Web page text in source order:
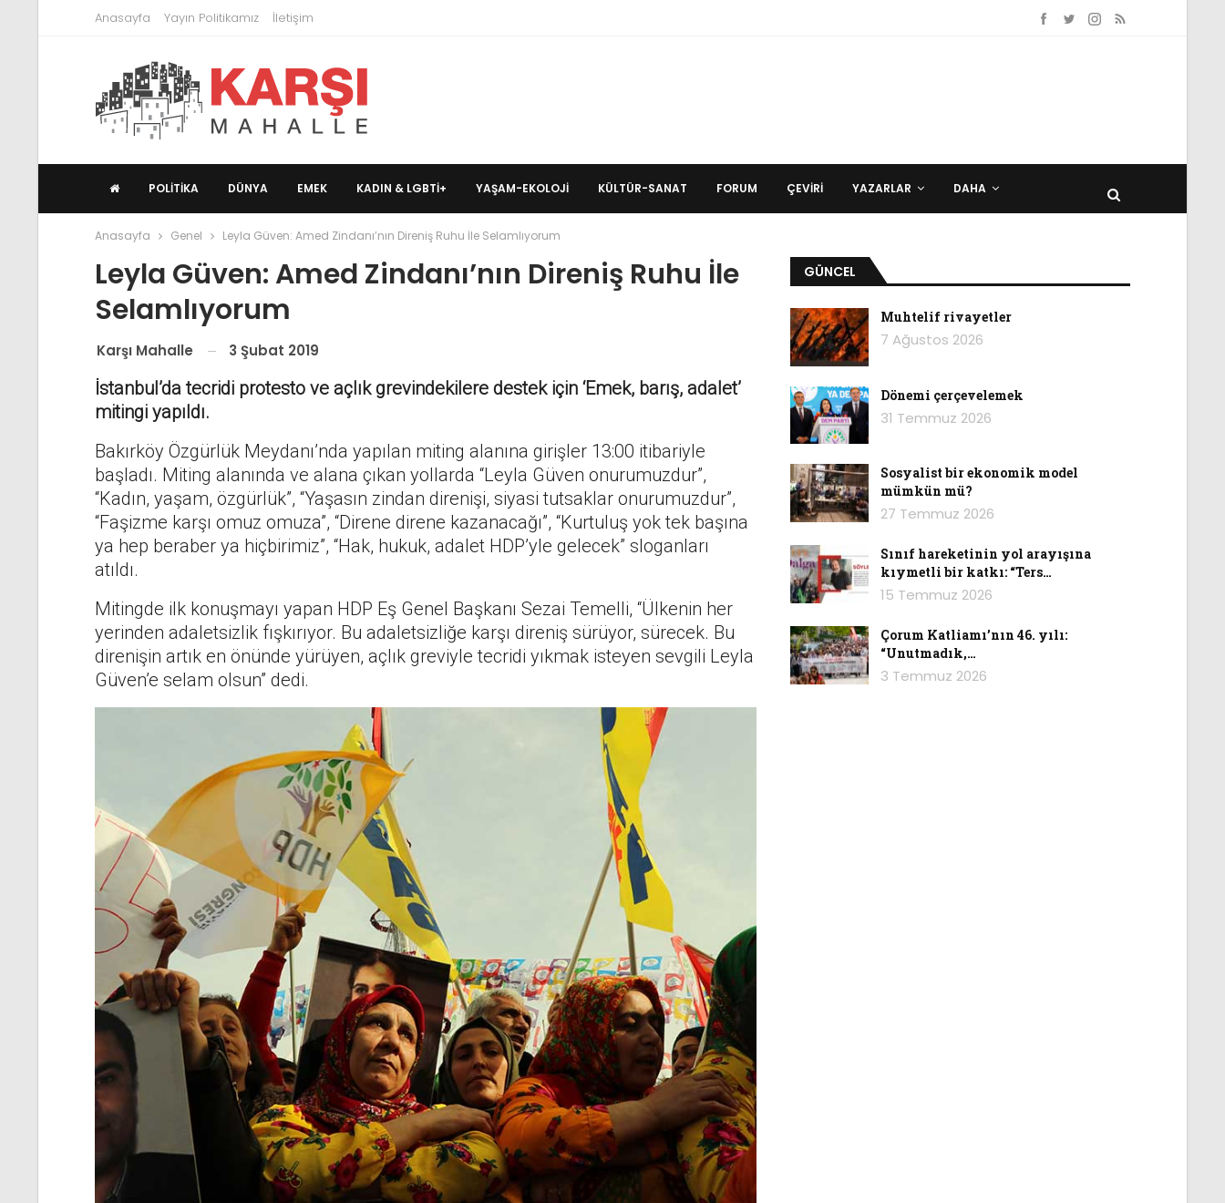
Anasayfa Yayın Politikamız İletişim
POLITIKA DÜNYA EMEK KADIN & LGBTİ+ YAŞAM-EKOLOJI KÜLTÜR-SANAT FORUM ÇEVIRI YAZARLAR DAHA
Anasayfa Genel Leyla Güven: Amed Zindanı’nın Direniş Ruhu İle Selamlıyorum
Leyla Güven: Amed Zindanı’nın Direniş Ruhu İle
Selamlıyorum
Karşı Mahalle 3 Şubat 2019
İstanbul’da tecridi protesto ve açlık grevindekilere destek için ‘Emek, barış, adalet’
mitingi yapıldı.
Bakırköy Özgürlük Meydanı’nda yapılan miting alanına girişler 13:00 itibariyle
başladı. Miting alanında ve alana çıkan yollarda “Leyla Güven onurumuzdur”,
“Kadın, yaşam, özgürlük”, “Yaşasın zindan direnişi, siyasi tutsaklar onurumuzdur”,
“Faşizme karşı omuz omuza”, “Direne direne kazanacağı”, “Kurtuluş yok tek başına
ya hep beraber ya hiçbirimiz”, “Hak, hukuk, adalet HDP’yle gelecek” sloganları
atıldı.
Mitingde ilk konuşmayı yapan HDP Eş Genel Başkanı Sezai Temelli, “Ülkenin her
yerinden adaletsizlik fışkırıyor. Bu adaletsizliğe karşı direniş sürüyor, sürecek. Bu
direnişin artık en önünde yürüyen, açlık greviyle tecridi yıkmak isteyen sevgili Leyla
Güven’e selam olsun” dedi.
GÜNCEL
Muhtelif rivayetler
7 Ağustos 2026
Dönemi çerçevelemek
31 Temmuz 2026
Sosyalist bir ekonomik model
mümkün mü?
27 Temmuz 2026
Sınıf hareketinin yol arayışına
kıymetli bir katkı: “Ters…
15 Temmuz 2026
Çorum Katliamı’nın 46. yılı:
“Unutmadık,…
3 Temmuz 2026